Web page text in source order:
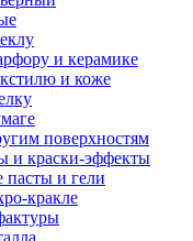
и керамике
и коже
поверхностям
и краски-эффекты
пасты и гели
кракле